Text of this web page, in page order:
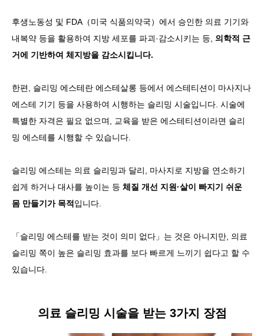
후생노동성 및 FDA（미국 식품의약국）에서 승인한 의료 기기와
내복약 등을 활용하여 지방 세포를 파괴·감소시키는 등, 의학적 근
거에 기반하여 체지방을 감소시킵니다.
한편, 슬리밍 에스테란 에스테살롱 등에서 에스테티션이 마사지나
에스테 기기 등을 사용하여 시행하는 슬리밍 시술입니다. 시술에
특별한 자격은 필요 없으며, 교육을 받은 에스테티션이라면 슬리
밍 에스테를 시행할 수 있습니다.
슬리밍 에스테는 의료 슬리밍과 달리, 마사지로 지방을 연소하기
쉽게 하거나 대사를 높이는 등 체질 개선 지원·살이 빠지기 쉬운
몸 만들기가 목적 입니다.
「슬리밍 에스테를 받는 것이 의미 없다」는 것은 아니지만, 의료
슬리밍 쪽이 높은 슬리밍 효과를 보다 빠르게 느끼기 쉽다고 할 수
있습니다.
의료 슬리밍 시술을 받는 3가지 장점